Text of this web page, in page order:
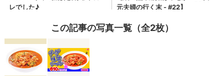
この記事の写真一覧（全2枚）